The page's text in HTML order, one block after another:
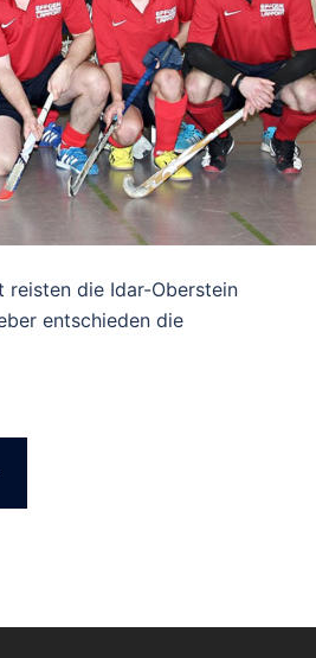
reisten die Idar-Oberstein
entschieden die